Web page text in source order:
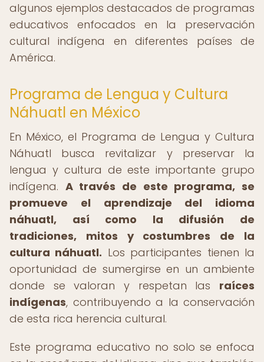
algunos ejemplos destacados de programas
educativos enfocados en la preservación
cultural indígena en diferentes países de
América.
Programa de Lengua y Cultura
Náhuatl en México
En México, el Programa de Lengua y Cultura
Náhuatl busca revitalizar y preservar la
lengua y cultura de este importante grupo
indígena. A través de este programa, se
promueve el aprendizaje del idioma
náhuatl, así como la difusión de
tradiciones, mitos y costumbres de la
cultura náhuatl. Los participantes tienen la
oportunidad de sumergirse en un ambiente
donde se valoran y respetan las raíces
indígenas, contribuyendo a la conservación
de esta rica herencia cultural.
Este programa educativo no solo se enfoca